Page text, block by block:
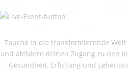
Tauche in die transformierende
und aktiviere deinen Zugang zu den
Gesundheit, Erfüllung und